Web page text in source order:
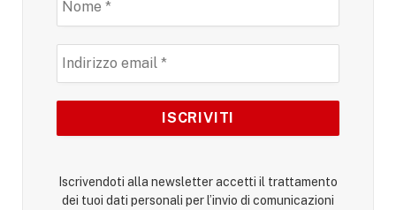
Iscrivendoti alla newsletter accetti il trattamento
dei tuoi dati personali per l’invio di comunicazioni